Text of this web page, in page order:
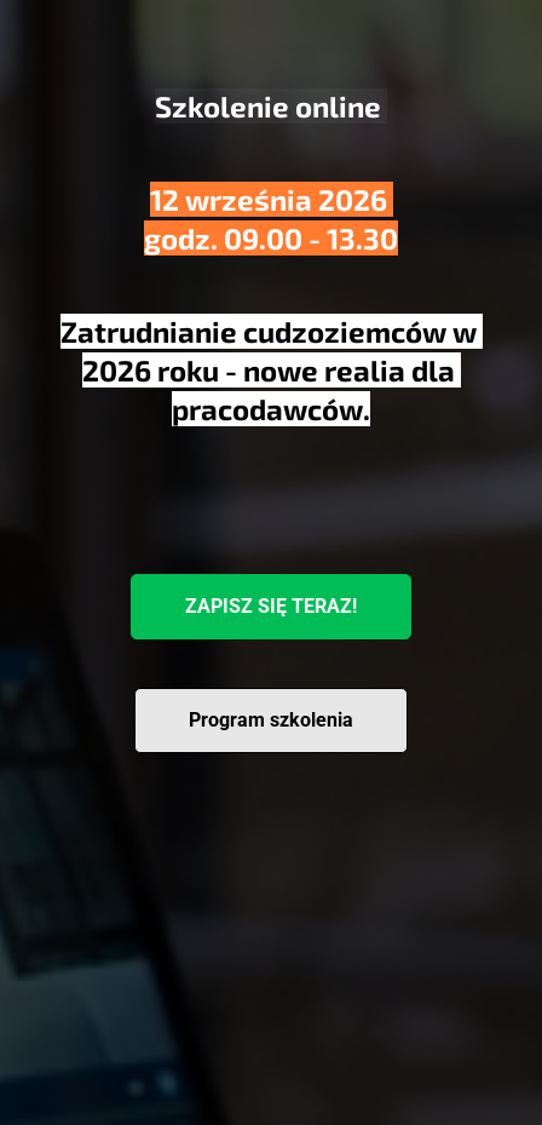
Szkolenie online
12 września 2026
godz. 09.00 - 13.30
Zatrudnianie cudzoziemców w
2026 roku - nowe realia dla
pracodawców.
ZAPISZ SIĘ TERAZ!
Program szkolenia